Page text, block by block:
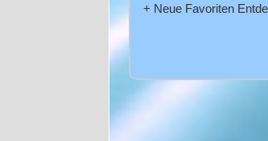
+ Neue Favoriten